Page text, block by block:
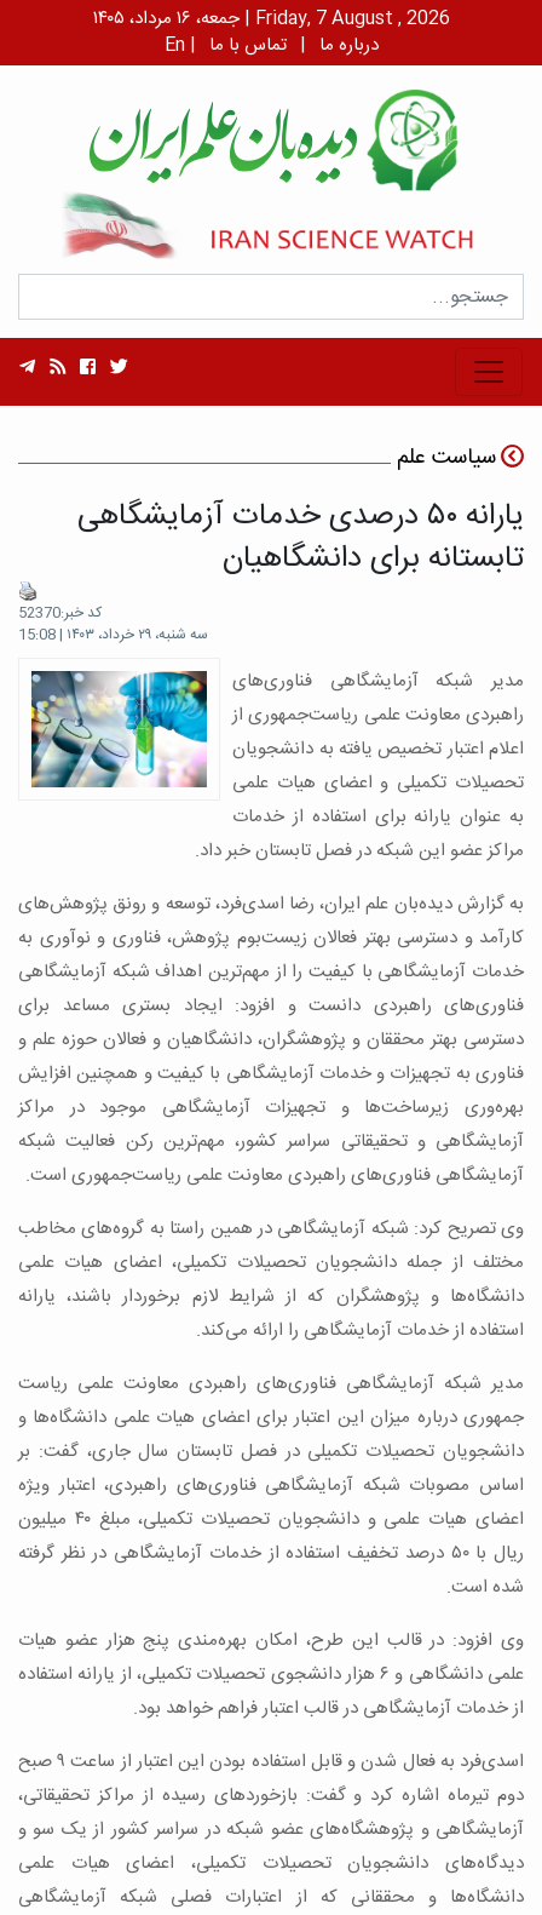
جمعه، ۱۶ مرداد، ۱۴۰۵ | Friday, 7 August , 2026
En | درباره ما | تماس با ما
سیاست علم
یارانه ۵۰ درصدی خدمات آزمایشگاهی
تابستانه برای دانشگاهیان
کد خبر:52370
سه شنبه، ۲۹ خرداد، ۱۴۰۳ | 15:08
مدیر شبکه آزمایشگاهی فناوری‌های
راهبردی معاونت علمی ریاست‌جمهوری از
اعلام اعتبار تخصیص یافته به دانشجویان
تحصیلات تکمیلی و اعضای هیات علمی
به عنوان یارانه برای استفاده از خدمات
مراکز عضو این شبکه در فصل تابستان خبر داد.
به گزارش دیده‌بان علم ایران، رضا اسدی‌فرد، توسعه و رونق پژوهش‌های
کارآمد و دسترسی بهتر فعالان زیست‌بوم پژوهش، فناوری و نوآوری به
خدمات آزمایشگاهی با کیفیت را از مهم‌ترین اهداف شبکه آزمایشگاهی
فناوری‌های راهبردی دانست و افزود: ایجاد بستری مساعد برای
دسترسی بهتر محققان و پژوهشگران، دانشگاهیان و فعالان حوزه علم و
فناوری به تجهیزات و خدمات آزمایشگاهی با کیفیت و همچنین افزایش
بهره‌وری زیرساخت‌ها و تجهیزات آزمایشگاهی موجود در مراکز
آزمایشگاهی و تحقیقاتی سراسر کشور، مهم‌ترین رکن فعالیت شبکه
آزمایشگاهی فناوری‌های راهبردی معاونت علمی ریاست‌جمهوری است.
وی تصریح کرد: شبکه آزمایشگاهی در همین راستا به گروه‌های مخاطب
مختلف از جمله دانشجویان تحصیلات تکمیلی، اعضای هیات علمی
دانشگاه‌ها و پژوهشگران که از شرایط لازم برخوردار باشند، یارانه
استفاده از خدمات آزمایشگاهی را ارائه می‌کند.
مدیر شبکه آزمایشگاهی فناوری‌های راهبردی معاونت علمی ریاست
جمهوری درباره میزان این اعتبار برای اعضای هیات علمی دانشگاه‌ها و
دانشجویان تحصیلات تکمیلی در فصل تابستان سال جاری، گفت: بر
اساس مصوبات شبکه آزمایشگاهی فناوری‌های راهبردی، اعتبار ویژه
اعضای هیات علمی و دانشجویان تحصیلات تکمیلی، مبلغ ۴۰ میلیون
ریال با ۵۰ درصد تخفیف استفاده از خدمات آزمایشگاهی در نظر گرفته
شده است.
وی افزود: در قالب این طرح، امکان بهره‌مندی پنج هزار عضو هیات
علمی دانشگاهی و ۶ هزار دانشجوی تحصیلات تکمیلی، از یارانه استفاده
از خدمات آزمایشگاهی در قالب اعتبار فراهم خواهد بود.
اسدی‌فرد به فعال شدن و قابل استفاده بودن این اعتبار از ساعت ۹ صبح
دوم تیرماه اشاره کرد و گفت: بازخوردهای رسیده از مراکز تحقیقاتی،
آزمایشگاهی و پژوهشگاه‌های عضو شبکه در سراسر کشور از یک سو و
دیدگاه‌های دانشجویان تحصیلات تکمیلی، اعضای هیات علمی
دانشگاه‌ها و محققانی که از اعتبارات فصلی شبکه آزمایشگاهی